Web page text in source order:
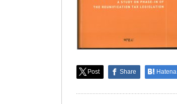
Post Share Hatena